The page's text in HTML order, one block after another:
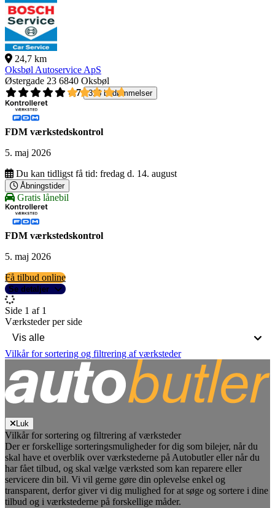
24,7 km
Oksbøl Autoservice ApS
Østergade 23 6840 Oksbøl
4,7
316 bedømmelser
FDM værkstedskontrol
5. maj 2026
Du kan tidligst få tid: fredag d. 14. august
Åbningstider
Gratis lånebil
FDM værkstedskontrol
5. maj 2026
Få tilbud online
Se detaljer
Side 1 af 1
Værksteder per side
Vilkår for sortering og filtrering af værksteder
Luk
Vilkår for sortering og filtrering af værksteder
Der er forskellige sorteringsmuligheder for dig som bilejer, når du
skal have et overblik over værkstederne på Autobutler eller når du
har fået tilbud, og skal vælge værksted som kan reparere eller
servicere din bil. Vi vil gerne gøre din oplevelse enkel og
transparent, derfor giver vi dig mulighed for at søge og sortere i dine
tilbud og i værkstederne på forskellige måder.